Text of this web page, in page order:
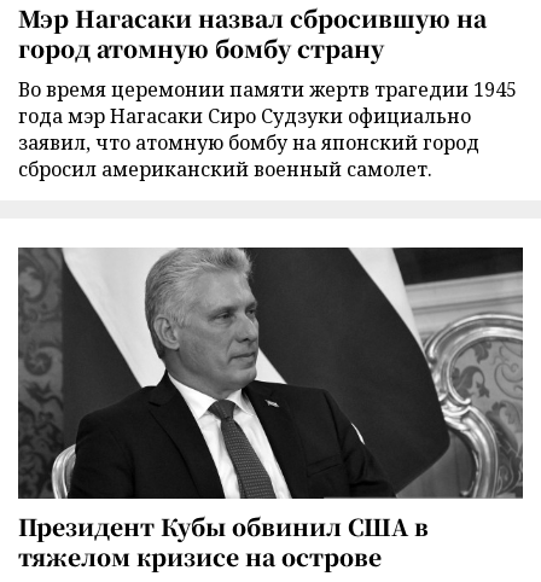
Мэр Нагасаки назвал сбросившую на
город атомную бомбу страну
Во время церемонии памяти жертв трагедии 1945
года мэр Нагасаки Сиро Судзуки официально
заявил, что атомную бомбу на японский город
сбросил американский военный самолет.
Президент Кубы обвинил США в
тяжелом кризисе на острове